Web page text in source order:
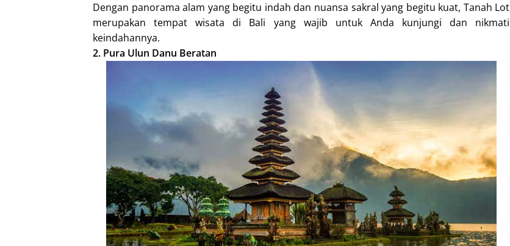
Dengan panorama alam yang begitu indah dan nuansa sakral yang begitu kuat, Tanah Lot
merupakan tempat wisata di Bali yang wajib untuk Anda kunjungi dan nikmati
keindahannya.
2. Pura Ulun Danu Beratan